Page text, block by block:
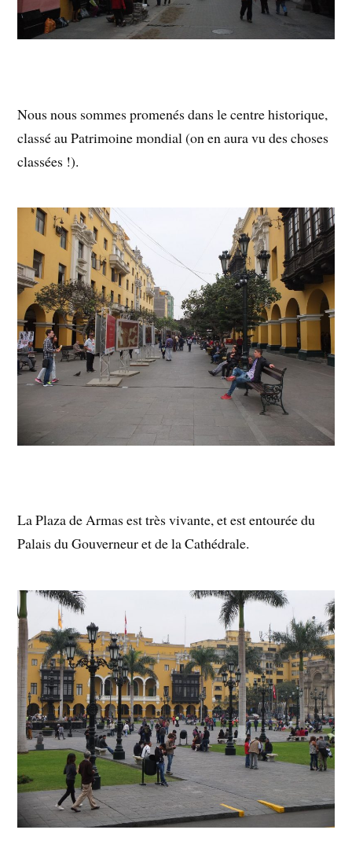
Nous nous sommes promenés dans le centre historique,
classé au Patrimoine mondial (on en aura vu des choses
classées !).
La Plaza de Armas est très vivante, et est entourée du
Palais du Gouverneur et de la Cathédrale.